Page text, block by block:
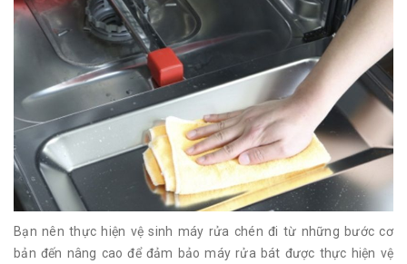
Bạn nên thực hiện vệ sinh máy rửa chén đi từ những bước cơ
bản đến nâng cao để đảm bảo máy rửa bát được thực hiện vệ